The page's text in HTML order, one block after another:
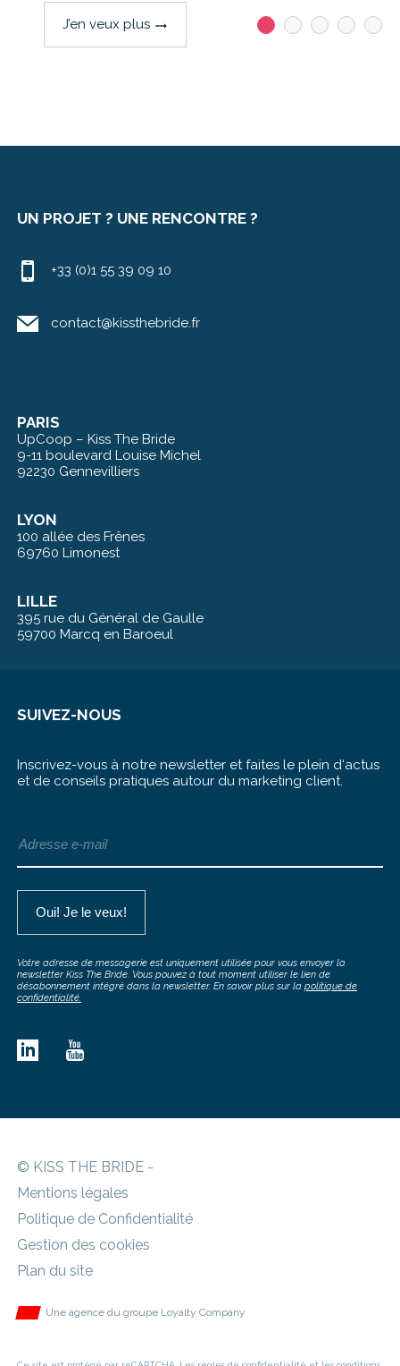
J’en veux plus trending_flat
UN PROJET ? UNE RENCONTRE ?
+33 (0)1 55 39 09 10
contact@kissthebride.fr
PARIS
UpCoop – Kiss The Bride
9-11 boulevard Louise Michel
92230 Gennevilliers
LYON
100 allée des Frênes
69760 Limonest
LILLE
395 rue du Général de Gaulle
59700 Marcq en Baroeul
SUIVEZ-NOUS
Inscrivez-vous à notre newsletter et faites le plein d‘actus
et de conseils pratiques autour du marketing client.
Votre adresse de messagerie est uniquement utilisée pour vous envoyer la
newsletter Kiss The Bride. Vous pouvez à tout moment utiliser le lien de
désabonnement intégré dans la newsletter. En savoir plus sur la politique de
confidentialité.
© KISS THE BRIDE -
Mentions légales
Politique de Confidentialité
Gestion des cookies
Plan du site
Une agence du groupe Loyalty Company